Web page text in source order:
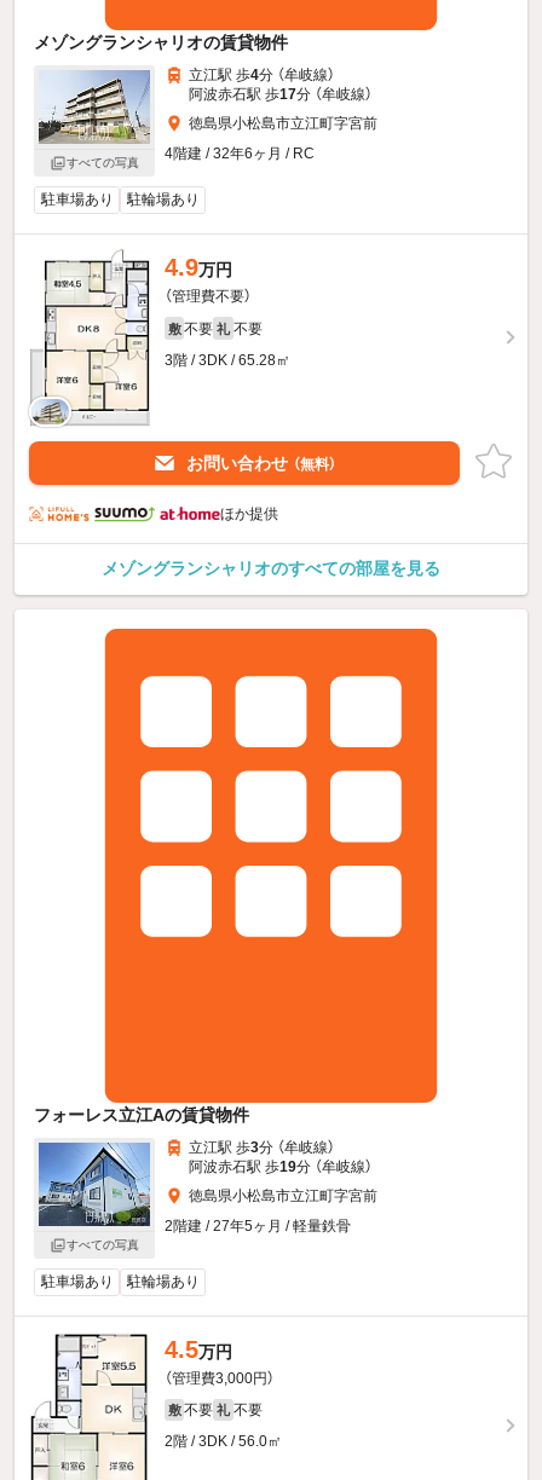
メゾングランシャリオの賃貸物件
すべての写真
立江駅 歩4分 （牟岐線）
阿波赤石駅 歩17分 （牟岐線）
徳島県小松島市立江町字宮前
4階建 / 32年6ヶ月 / RC
駐車場あり 駐輪場あり
4.9万円
（管理費不要）
敷 不要 礼 不要
3階 / 3DK / 65.28㎡
お問い合わせ （無料）
ほか提供
メゾングランシャリオのすべての部屋を見る
フォーレス立江Aの賃貸物件
すべての写真
立江駅 歩3分 （牟岐線）
阿波赤石駅 歩19分 （牟岐線）
徳島県小松島市立江町字宮前
2階建 / 27年5ヶ月 / 軽量鉄骨
駐車場あり 駐輪場あり
4.5万円
（管理費3,000円）
敷 不要 礼 不要
2階 / 3DK / 56.0㎡